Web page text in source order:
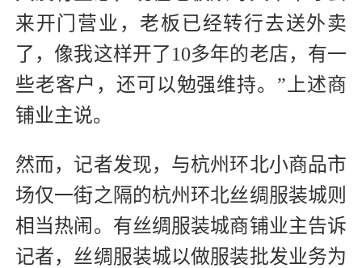
来开门营业，老板已经转行去送外卖
了，像我这样开了10多年的老店，有一
些老客户，还可以勉强维持。”上述商
铺业主说。
然而，记者发现，与杭州环北小商品市
场仅一街之隔的杭州环北丝绸服装城则
相当热闹。有丝绸服装城商铺业主告诉
记者，丝绸服装城以做服装批发业务为